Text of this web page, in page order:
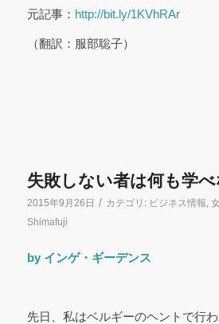
元記事： http://bit.ly/1KVhRAr
（翻訳：服部聡子）
失敗しない者は何も学
2015年9月26日 / カテゴリ: ビジネス情報,
Shimafuji
by インゲ・ギーデンス
先日、私はベルギーのヘントで行